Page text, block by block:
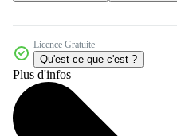
Licence Gratuite
Qu'est-ce que c'est ?
Plus d'infos